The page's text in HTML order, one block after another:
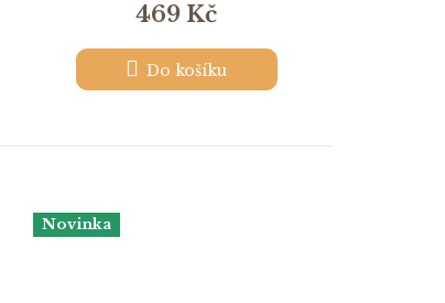
469 Kč
Do košíku
Novinka